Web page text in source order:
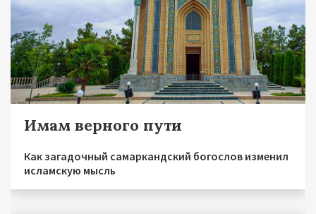
Имам верного пути
Как загадочный самаркандский богослов изменил
исламскую мысль